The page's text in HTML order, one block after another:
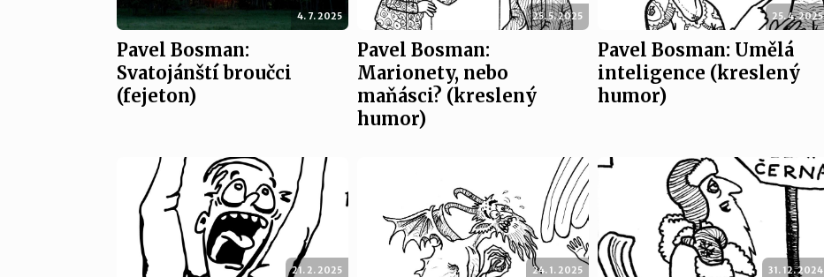
4. 7. 2025
Pavel Bosman:
Svatojánští broučci
(fejeton)
25. 5. 2025
Pavel Bosman:
Marionety, nebo
maňásci? (kreslený
humor)
25. 4. 2025
Pavel Bosman: Umělá
inteligence (kreslený
humor)
21. 2. 2025 24. 1. 2025 31. 12. 2024